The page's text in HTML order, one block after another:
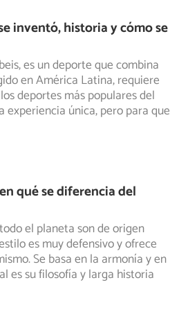
inventó, historia y cómo se
es un deporte que combina
en América Latina, requiere
deportes más populares del
única, pero para que
qué se diferencia del
el planeta son de origen
es muy defensivo y ofrece
Se basa en la armonía y en
es su filosofía y larga historia